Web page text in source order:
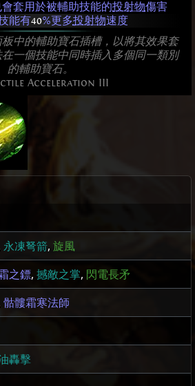
套用於被輔助技能的投射物傷害
能有40%更多投射物速度
中的輔助寶石插槽，以將其效果套
一個技能中同時插入多個同一類別
的輔助寶石。
Acceleration III
永凍弩箭, 旋風
之鏢, 撼敵之掌, 閃電長矛
骷髏霜寒法師
轟擊